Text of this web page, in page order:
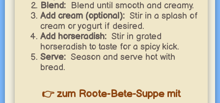
Blend: Blend until smooth and creamy.
Add cream (optional): Stir in a splash of
cream or yogurt if desired.
Add horseradish: Stir in grated
horseradish to taste for a spicy kick.
Serve: Season and serve hot with
bread.
👉 zum Roote-Bete-Suppe mit